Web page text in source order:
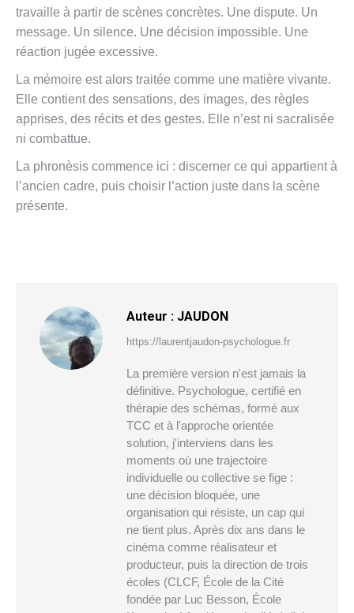
travaille à partir de scènes concrètes. Une dispute. Un
message. Un silence. Une décision impossible. Une
réaction jugée excessive.
La mémoire est alors traitée comme une matière vivante.
Elle contient des sensations, des images, des règles
apprises, des récits et des gestes. Elle n’est ni sacralisée
ni combattue.
La phronèsis commence ici : discerner ce qui appartient à
l’ancien cadre, puis choisir l’action juste dans la scène
présente.
Auteur : JAUDON
https://laurentjaudon-psychologue.fr
La première version n'est jamais la
définitive. Psychologue, certifié en
thérapie des schémas, formé aux
TCC et à l'approche orientée
solution, j'interviens dans les
moments où une trajectoire
individuelle ou collective se fige :
une décision bloquée, une
organisation qui résiste, un cap qui
ne tient plus. Après dix ans dans le
cinéma comme réalisateur et
producteur, puis la direction de trois
écoles (CLCF, École de la Cité
fondée par Luc Besson, École